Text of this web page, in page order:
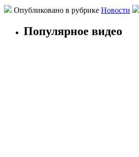
Опубликовано в рубрике Новости
Популярное видео